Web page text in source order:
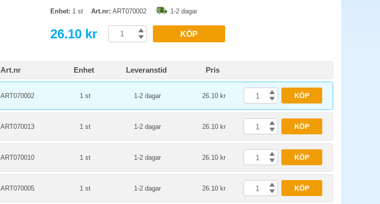
Enhet: 1 st Art.nr: ART070002 1-2 dagar
26.10 kr KÖP
Art.nr Enhet Leveranstid Pris
ART070002 1 st 1-2 dagar 26.10 kr KÖP
ART070013 1 st 1-2 dagar 26.10 kr KÖP
ART070010 1 st 1-2 dagar 26.10 kr KÖP
ART070005 1 st 1-2 dagar 26.10 kr KÖP